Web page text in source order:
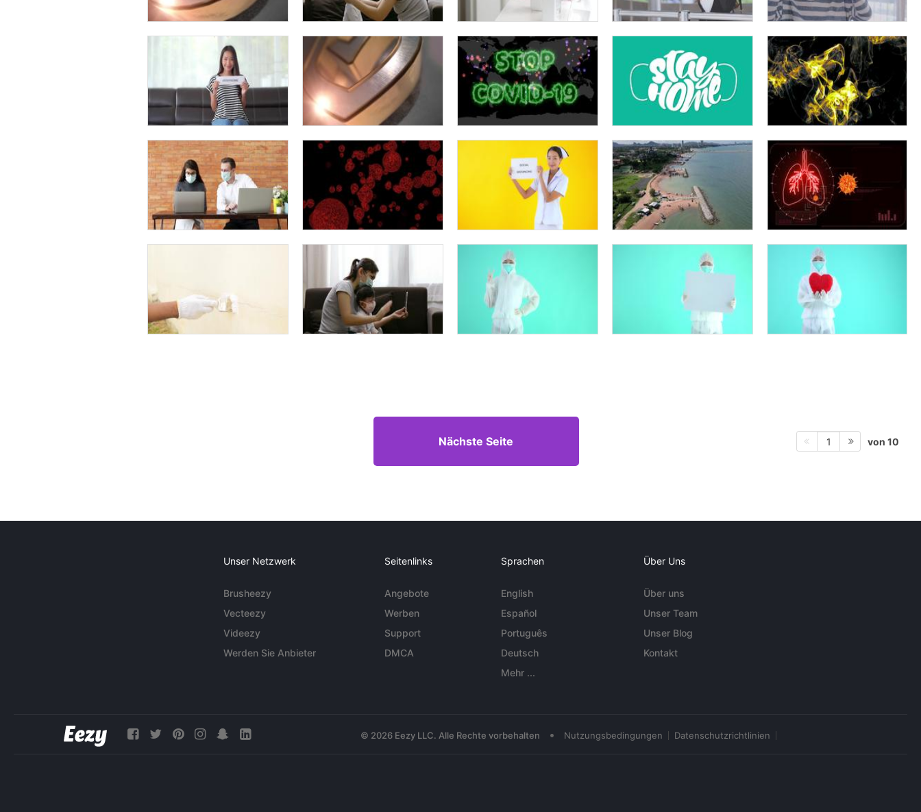
Nächste Seite 1 von 10
Unser Netzwerk
Brusheezy
Vecteezy
Videezy
Werden Sie Anbieter
Seitenlinks
Angebote
Werben
Support
DMCA
Sprachen
English
Español
Português
Deutsch
Mehr ...
Über Uns
Über uns
Unser Team
Unser Blog
Kontakt
© 2026 Eezy LLC. Alle Rechte vorbehalten • Nutzungsbedingungen Datenschutzrichtlinien